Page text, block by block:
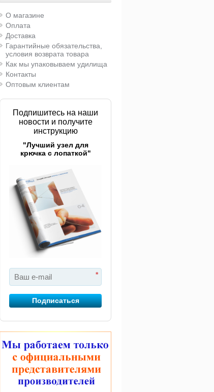
О магазине
Оплата
Доставка
Гарантийные обязательства,
условия возврата товара
Как мы упаковываем удилища
Контакты
Оптовым клиентам
Подпишитесь на наши
новости и получите
инструкцию
"Лучший узел для
крючка с лопаткой"
*
Подписаться